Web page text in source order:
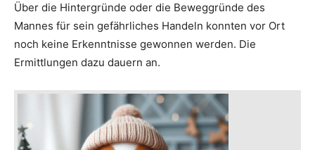
Über die Hintergründe oder die Beweggründe des
Mannes für sein gefährliches Handeln konnten vor Ort
noch keine Erkenntnisse gewonnen werden. Die
Ermittlungen dazu dauern an.